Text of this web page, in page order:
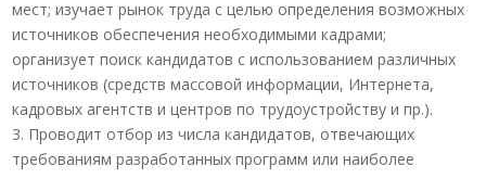
мест; изучает рынок труда с целью определения возможных
источников обеспечения необходимыми кадрами;
организует поиск кандидатов с использованием различных
источников (средств массовой информации, Интернета,
кадровых агентств и центров по трудоустройству и пр.).
3. Проводит отбор из числа кандидатов, отвечающих
требованиям разработанных программ или наиболее